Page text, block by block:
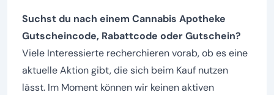
Suchst du nach einem Cannabis Apotheke
Gutscheincode, Rabattcode oder Gutschein?
Viele Interessierte recherchieren vorab, ob es eine
aktuelle Aktion gibt, die sich beim Kauf nutzen
lässt. Im Moment können wir keinen aktiven